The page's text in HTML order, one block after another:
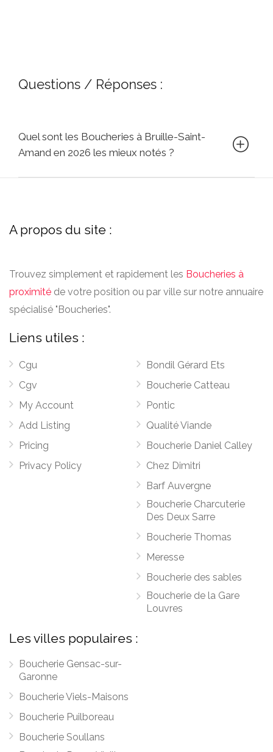
Questions / Réponses :
Quel sont les Boucheries à Bruille-Saint-
Amand en 2026 les mieux notés ?
A propos du site :
Trouvez simplement et rapidement les Boucheries à
proximité de votre position ou par ville sur notre annuaire
spécialisé "Boucheries".
Liens utiles :
Cgu
Cgv
My Account
Add Listing
Pricing
Privacy Policy
Bondil Gérard Ets
Boucherie Catteau
Pontic
Qualité Viande
Boucherie Daniel Calley
Chez Dimitri
Barf Auvergne
Boucherie Charcuterie
Des Deux Sarre
Boucherie Thomas
Meresse
Boucherie des sables
Boucherie de la Gare
Louvres
Les villes populaires :
Boucherie Gensac-sur-
Garonne
Boucherie Viels-Maisons
Boucherie Puilboreau
Boucherie Soullans